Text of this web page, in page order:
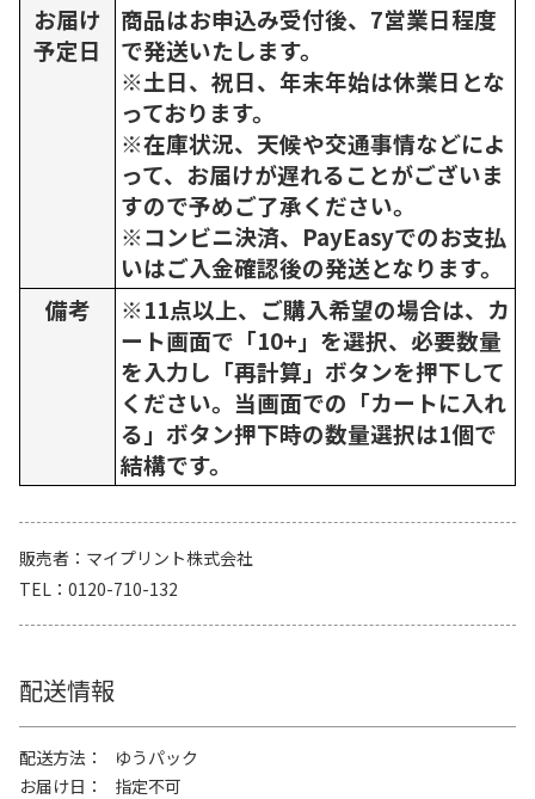
お届け
予定日
商品はお申込み受付後、7営業日程度
で発送いたします。
※土日、祝日、年末年始は休業日とな
っております。
※在庫状況、天候や交通事情などによ
って、お届けが遅れることがございま
すので予めご了承ください。
※コンビニ決済、PayEasyでのお支払
いはご入金確認後の発送となります。
備考
※11点以上、ご購入希望の場合は、カ
ート画面で「10+」を選択、必要数量
を入力し「再計算」ボタンを押下して
ください。当画面での「カートに入れ
る」ボタン押下時の数量選択は1個で
結構です。
販売者
マイプリント株式会社
TEL
0120-710-132
配送情報
配送方法
ゆうパック
お届け日
指定不可